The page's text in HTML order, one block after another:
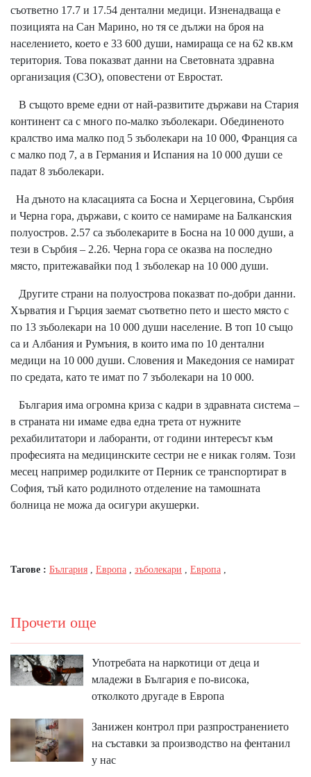
съответно 17.7 и 17.54 дентални медици. Изненадваща е
позицията на Сан Марино, но тя се дължи на броя на
населението, което е 33 600 души, намираща се на 62 кв.км
територия. Това показват данни на Световната здравна
организация (СЗО), оповестени от Евростат.
В същото време едни от най-развитите държави на Стария
континент са с много по-малко зъболекари. Обединеното
кралство има малко под 5 зъболекари на 10 000, Франция са
с малко под 7, а в Германия и Испания на 10 000 души се
падат 8 зъболекари.
На дъното на класацията са Босна и Херцеговина, Сърбия
и Черна гора, държави, с които се намираме на Балканския
полуостров. 2.57 са зъболекарите в Босна на 10 000 души, а
тези в Сърбия – 2.26. Черна гора се оказва на последно
място, притежавайки под 1 зъболекар на 10 000 души.
Другите страни на полуострова показват по-добри данни.
Хърватия и Гърция заемат съответно пето и шесто място с
по 13 зъболекари на 10 000 души население. В топ 10 също
са и Албания и Румъния, в които има по 10 дентални
медици на 10 000 души. Словения и Македония се намират
по средата, като те имат по 7 зъболекари на 10 000.
България има огромна криза с кадри в здравната система –
в страната ни имаме едва една трета от нужните
рехабилитатори и лаборанти, от години интересът към
професията на медицинските сестри не е никак голям. Този
месец например родилките от Перник се транспортират в
София, тъй като родилното отделение на тамошната
болница не можа да осигури акушерки.
Тагове : България Европа зъболекари Европа
Прочети още
Употребата на наркотици от деца и
младежи в България е по-висока,
отколкото другаде в Европа
Занижен контрол при разпространението
на съставки за производство на фентанил
у нас